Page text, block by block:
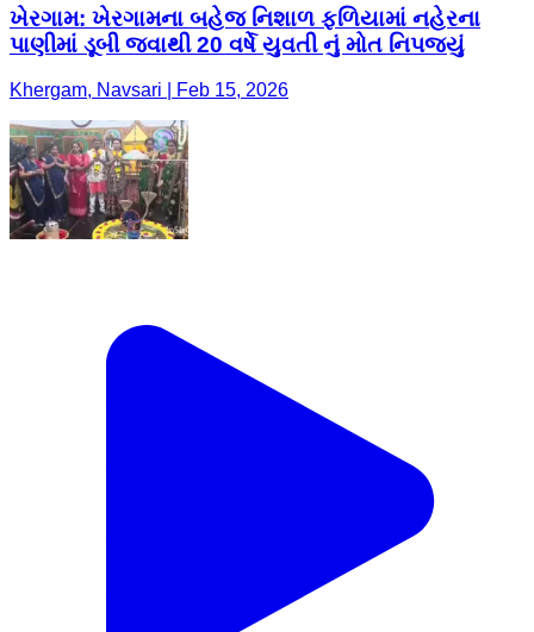
ખેરગામ: ખેરગામના બહેજ નિશાળ ફળિયામાં નહેરના
પાણીમાં ડૂબી જવાથી 20 વર્ષે યુવતી નું મોત નિપજ્યું
Khergam, Navsari | Feb 15, 2026